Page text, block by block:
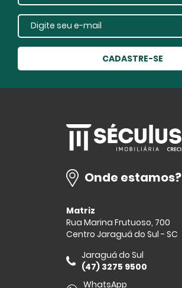
CADASTRE-SE
Onde estamos?
Matriz
Rua Marina Frutuoso, 700
Centro Jaraguá do Sul - SC
Jaraguá do Sul
(47) 3275 9500
WhatsApp